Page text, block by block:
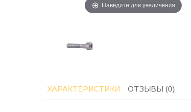
Наведите для увеличения
ХАРАКТЕРИСТИКИ ОТЗЫВЫ (0)